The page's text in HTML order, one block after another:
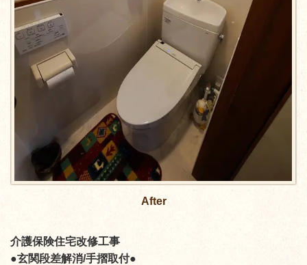
After
介護保険住宅改修工事
●玄関段差解消/手摺取付●